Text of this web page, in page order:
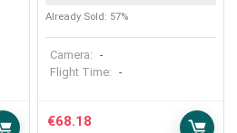
Already Sold: 57%
Camera: -
Flight Time: -
€68.18